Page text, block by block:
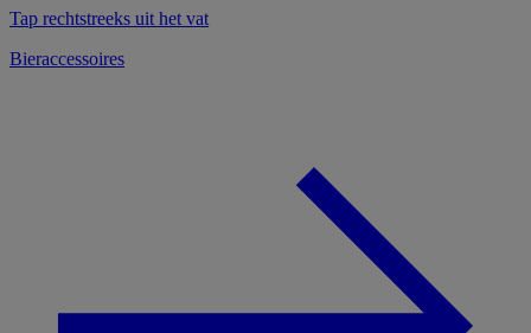
Tap rechtstreeks uit het vat
Bieraccessoires